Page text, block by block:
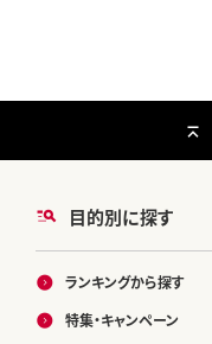
目的別に探す
ランキングから探す
特集・キャンペーン